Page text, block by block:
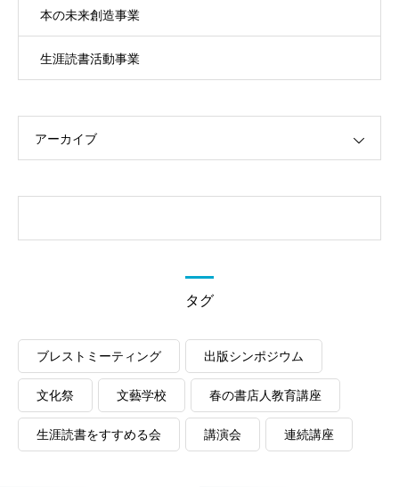
本の未来創造事業
生涯読書活動事業
アーカイブ
タグ
ブレストミーティング 出版シンポジウム
文化祭 文藝学校 春の書店人教育講座
生涯読書をすすめる会 講演会 連続講座